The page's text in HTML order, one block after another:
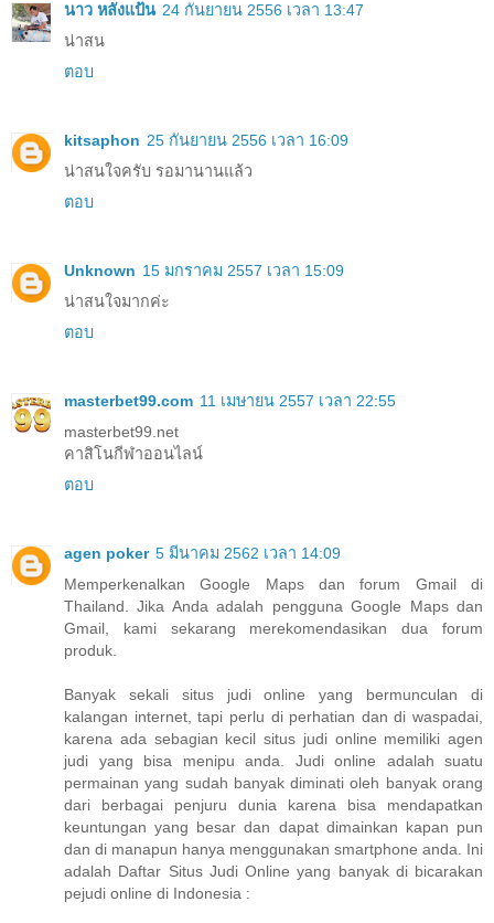
นาว หลังแป้น 24 กันยายน 2556 เวลา 13:47
น่าสน
ตอบ
kitsaphon 25 กันยายน 2556 เวลา 16:09
น่าสนใจครับ รอมานานแล้ว
ตอบ
Unknown 15 มกราคม 2557 เวลา 15:09
น่าสนใจมากค่ะ
ตอบ
masterbet99.com 11 เมษายน 2557 เวลา 22:55
masterbet99.net
คาสิโนกีฬาออนไลน์
ตอบ
agen poker 5 มีนาคม 2562 เวลา 14:09
Memperkenalkan Google Maps dan forum Gmail di
Thailand. Jika Anda adalah pengguna Google Maps dan
Gmail, kami sekarang merekomendasikan dua forum
produk.
Banyak sekali situs judi online yang bermunculan di
kalangan internet, tapi perlu di perhatian dan di waspadai,
karena ada sebagian kecil situs judi online memiliki agen
judi yang bisa menipu anda. Judi online adalah suatu
permainan yang sudah banyak diminati oleh banyak orang
dari berbagai penjuru dunia karena bisa mendapatkan
keuntungan yang besar dan dapat dimainkan kapan pun
dan di manapun hanya menggunakan smartphone anda. Ini
adalah Daftar Situs Judi Online yang banyak di bicarakan
pejudi online di Indonesia :